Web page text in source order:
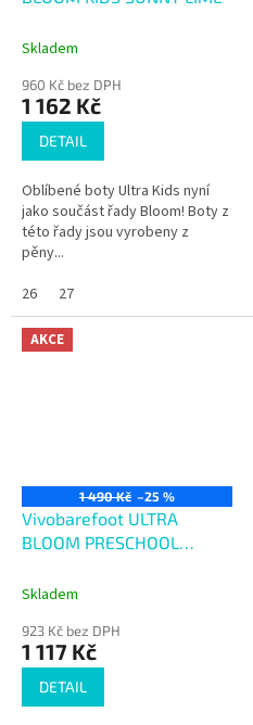
Skladem
960 Kč bez DPH
1 162 Kč
DETAIL
Oblíbené boty Ultra Kids nyní
jako součást řady Bloom! Boty z
této řady jsou vyrobeny z
pěny...
26
27
AKCE
1 490 Kč –25 %
Vivobarefoot ULTRA
BLOOM PRESCHOOL
Skladem
923 Kč bez DPH
1 117 Kč
DETAIL